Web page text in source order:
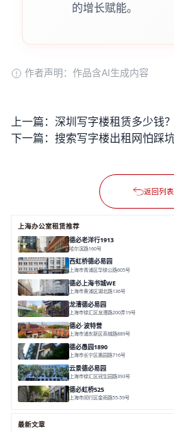
的增长赋能。
作者声明：作品含AI生成内容
上一篇：
下一篇：
返回列表
上海办公室租赁推荐
德必老洋行1913
哈尔滨路160号
西虹桥德必易园
上海市青浦区华徐公路605号
德必上海书城WE
上海市黄浦区湖北路136号
龙漕德必易园
上海市徐汇区龙漕路200弄19号
德必·波特营
上海市浦东新区商城路889号
德必愚园1890
上海市长宁区愚园路716号
云景德必易园
上海市徐汇区冠生园路393号
德必虹桥525
上海市闵行区金雨路55-59号
最新文章